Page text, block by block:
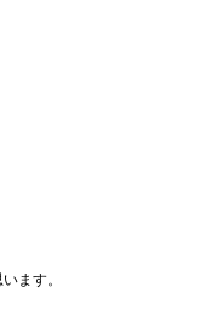
ます。